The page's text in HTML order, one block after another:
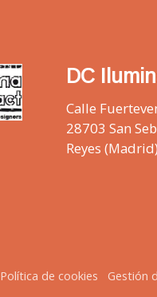
DC
Calle
28703 San
Reyes (Madrid)
Política de cookies Gestión